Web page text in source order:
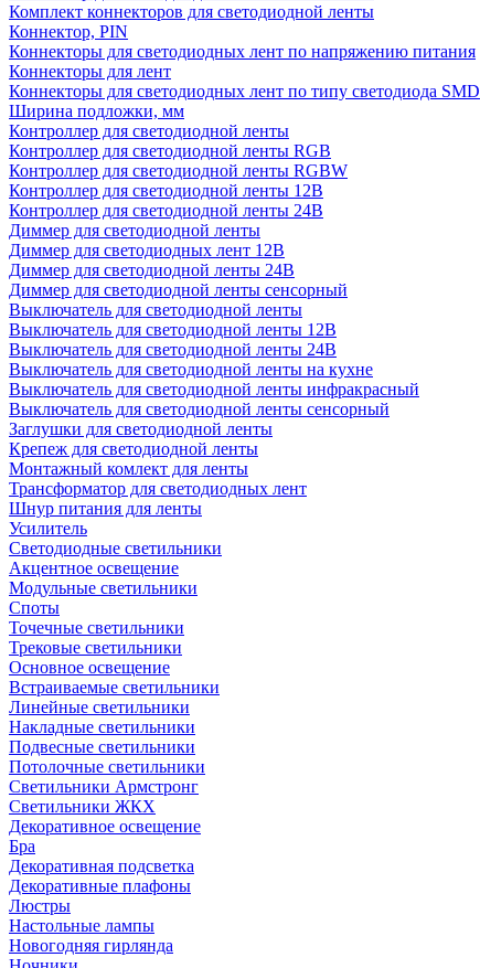
Комплект коннекторов для светодиодной ленты
Коннектор, PIN
Коннекторы для светодиодных лент по напряжению питания
Коннекторы для лент
Коннекторы для светодиодных лент по типу светодиода SMD
Ширина подложки, мм
Контроллер для светодиодной ленты
Контроллер для светодиодной ленты RGB
Контроллер для светодиодной ленты RGBW
Контроллер для светодиодной ленты 12В
Контроллер для светодиодной ленты 24В
Диммер для светодиодной ленты
Диммер для светодиодных лент 12В
Диммер для светодиодной ленты 24В
Диммер для светодиодной ленты сенсорный
Выключатель для светодиодной ленты
Выключатель для светодиодной ленты 12В
Выключатель для светодиодной ленты 24В
Выключатель для светодиодной ленты на кухне
Выключатель для светодиодной ленты инфракрасный
Выключатель для светодиодной ленты сенсорный
Заглушки для светодиодной ленты
Крепеж для светодиодной ленты
Монтажный комлект для ленты
Трансформатор для светодиодных лент
Шнур питания для ленты
Усилитель
Светодиодные светильники
Акцентное освещение
Модульные светильники
Споты
Точечные светильники
Трековые светильники
Основное освещение
Встраиваемые светильники
Линейные светильники
Накладные светильники
Подвесные светильники
Потолочные светильники
Светильники Армстронг
Светильники ЖКХ
Декоративное освещение
Бра
Декоративная подсветка
Декоративные плафоны
Люстры
Настольные лампы
Новогодняя гирлянда